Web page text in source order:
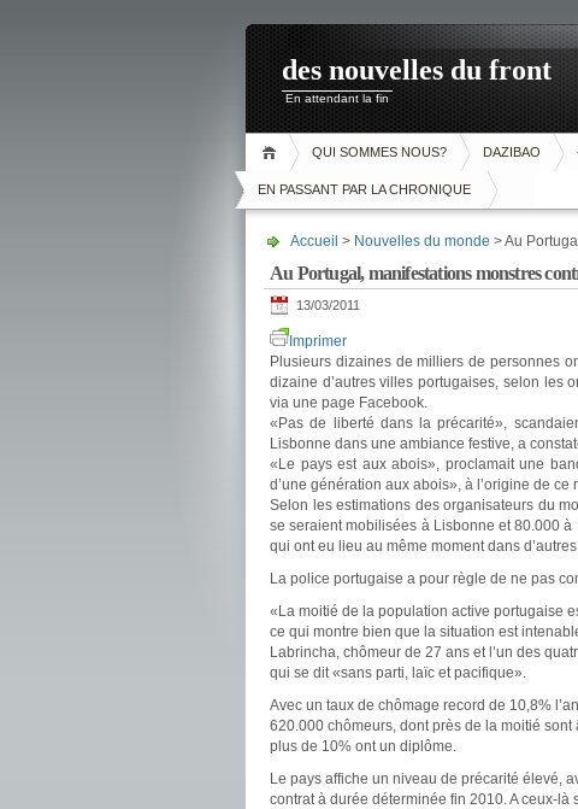
des nouvelles du front
En attendant la fin
QUI SOMMES NOUS? DAZIBAO
EN PASSANT PAR LA CHRONIQUE
Accueil > Nouvelles du monde > Au
Au Portugal, manifestations monstres
13/03/2011
Imprimer
Plusieurs dizaines de milliers de personnes
dizaine d’autres villes portugaises, selon les
via une page Facebook.
«Pas de liberté dans la précarité»,
Lisbonne dans une ambiance festive, a
«Le pays est aux abois», proclamait une
d’une génération aux abois», à l’origine de
Selon les estimations des organisateurs du
se seraient mobilisées à Lisbonne et 80.000 à
qui ont eu lieu au même moment dans
La police portugaise a pour règle de ne pas
«La moitié de la population active portugaise
ce qui montre bien que la situation est
Labrincha, chômeur de 27 ans et l’un des
qui se dit «sans parti, laïc et pacifique».
Avec un taux de chômage record de 10,8%
620.000 chômeurs, dont près de la moitié
plus de 10% ont un diplôme.
Le pays affiche un niveau de précarité élevé,
contrat à durée déterminée fin 2010. A ceux-là